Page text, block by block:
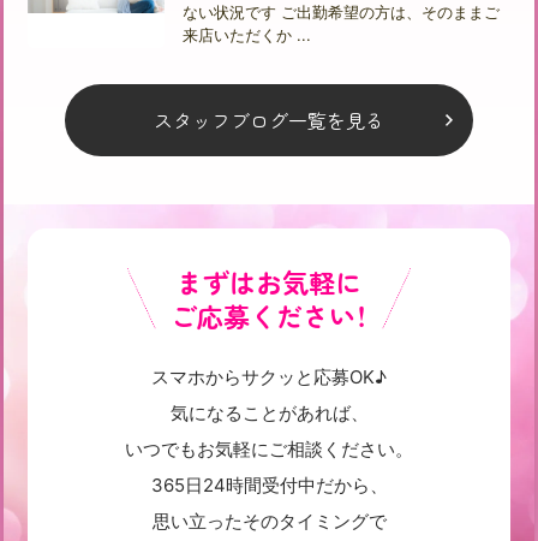
ない状況です ご出勤希望の方は、そのままご
来店いただくか ...
スタッフブログ一覧を見る
まずはお気軽に
ご応募ください！
スマホからサクッと応募OK♪
気になることがあれば、
いつでもお気軽にご相談ください。
365日24時間受付中だから、
思い立ったそのタイミングで